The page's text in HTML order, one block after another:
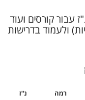
לפחות 131 נ"ז (119 נ"ז עבור קורסים ועוד
ולעמוד בדרישות
רמה נ''ז